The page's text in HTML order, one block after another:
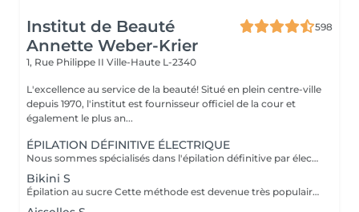
Institut de Beauté
Annette Weber-Krier
598
1, Rue Philippe II Ville-Haute L-2340
L'excellence au service de la beauté! Situé en plein centre-ville
depuis 1970, l'institut est fournisseur officiel de la cour et
également le plus an...
ÉPILATION DÉFINITIVE ÉLECTRIQUE
Nous sommes spécialisés dans l'épilation définitive par électrolyse depuis 1970. Cette méthode d'épilation définitive est incontestée. L'électrolyse permet l'élimination définitive des cellules responsables de la pousse des poils en insérant un filament dans le follicule pileux et en appliquant un courant à grande vitesse adapté au poil et à la région cible. Toutes les couleurs de peau et de cheveux et toutes les régions peuvent être traitées efficacement et sans compromis.
Bikini S
Épilation au sucre Cette méthode est devenue très populaire dans notre institut. La pâte de sucre est 100% naturelle. Elle est basée sur des recettes millénaires du Moyen Orient et contient exclusivement de l'eau et du sucre, sans aucune substance chimique, aromatique ou colorante. La pâte est hypoallergénique et ne provoque pas d'irritation de la peau. Elle s'applique sur toutes les zones. La pâte est massée à l'intérieur du follicule, elle enveloppe les poils, les entoure et les lubrifie. L'extraction est faite dans le sens naturel de la croissance du poil. Dans le follicule il ne reste pas de poil cassé. Cette technique ne provoque pas de rougeur ni d'irritation de la peau. Avantage non-négligeable est le fait qu'il ne faut pas avoir une certaine longueur de poils comme avec la cire, le sucre enlève efficacement des poils très courts. Le sucre se retire sans bandes. Nous suggérons cette méthode aussi aux ados pour leurs premières épilations et aux personnes désirant une épilation intégrale, car nettement moins douloureuse que la cire.